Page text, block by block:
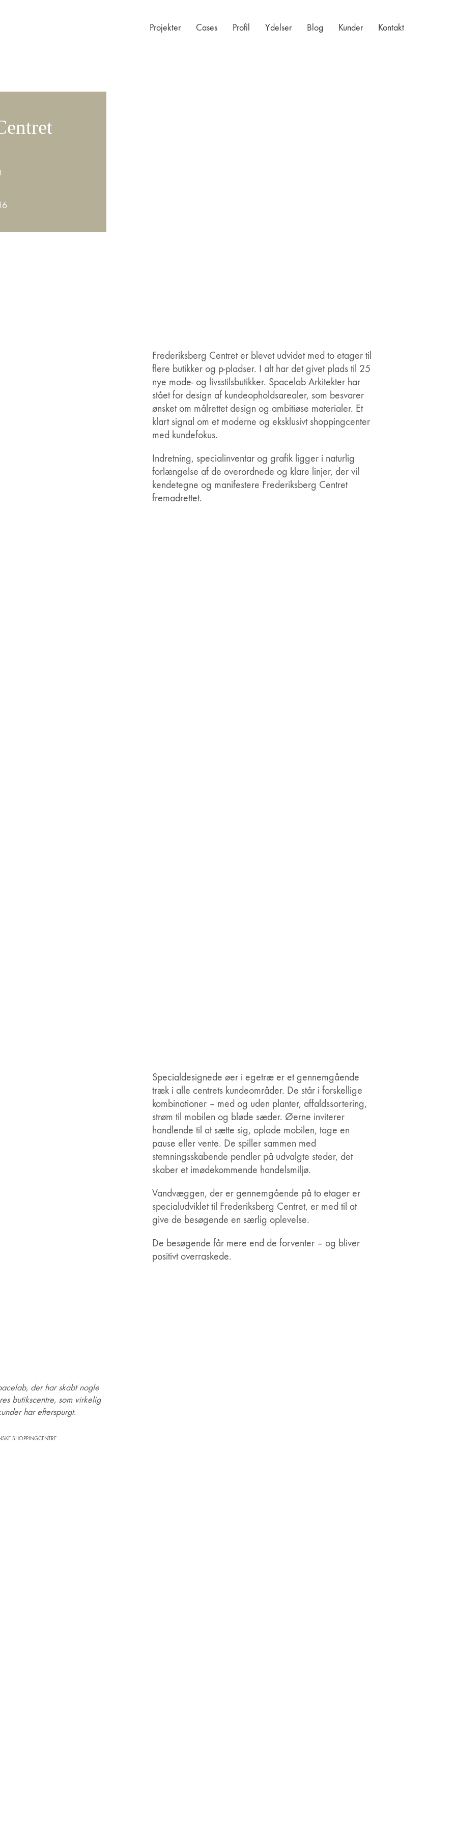
Projekter Cases Profil Ydelser Blog Kunder Kontakt
Frederiksberg Centret er blevet udvidet med to etager til
flere butikker og p-pladser. I alt har det givet plads til 25
nye mode- og livsstilsbutikker. Spacelab Arkitekter har
stået for design af kundeopholdsarealer, som besvarer
ønsket om målrettet design og ambitiøse materialer. Et
klart signal om et moderne og eksklusivt shoppingcenter
med kundefokus.
Indretning, specialinventar og grafik ligger i naturlig
forlængelse af de overordnede og klare linjer, der vil
kendetegne og manifestere Frederiksberg Centret
fremadrettet.
Specialdesignede øer i egetræ er et gennemgående
træk i alle centrets kundeområder. De står i forskellige
kombinationer – med og uden planter, affaldssortering,
strøm til mobilen og bløde sæder. Øerne inviterer
handlende til at sætte sig, oplade mobilen, tage en
pause eller vente. De spiller sammen med
stemningsskabende pendler på udvalgte steder, det
skaber et imødekommende handelsmiljø.
Vandvæggen, der er gennemgående på to etager er
specialudviklet til Frederiksberg Centret, er med til at
give de besøgende en særlig oplevelse.
De besøgende får mere end de forventer – og bliver
positivt overraskede.
der har skabt nogle
butikscentre, som virkelig
har efterspurgt.
SHOPPINGCENTRE